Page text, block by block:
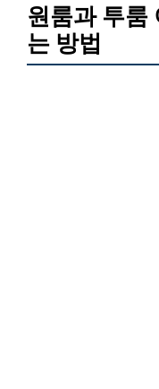
원룸과 투룸
는 방법